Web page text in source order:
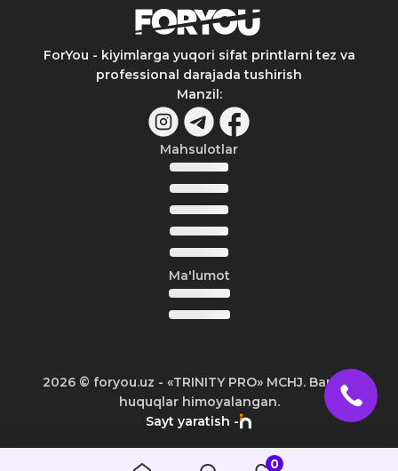
ForYou - kiyimlarga yuqori sifat printlarni tez va
professional darajada tushirish
Manzil:
Mahsulotlar
Ma'lumot
2026© foryou.uz - «TRINITY PRO» MCHJ. Barcha
huquqlar himoyalangan.
Sayt yaratish -
0